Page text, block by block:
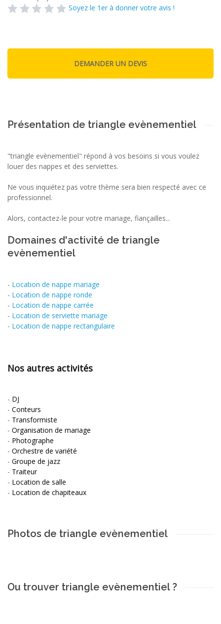
Soyez le 1er à donner votre avis !
Présentation de triangle evènementiel
"triangle evènementiel" répond à vos besoins si vous voulez
louer des nappes et des serviettes.
Ne vous inquiétez pas votre thème sera bien respecté avec ce
professionnel.
Alors, contactez-le pour votre mariage, fiançailles...
Domaines d'activité de triangle
evènementiel
- Location de nappe mariage
- Location de nappe ronde
- Location de nappe carrée
- Location de serviette mariage
- Location de nappe rectangulaire
Nos autres activités
- DJ
- Conteurs
- Transformiste
- Organisation de mariage
- Photographe
- Orchestre de variété
- Groupe de jazz
- Traiteur
- Location de salle
- Location de chapiteaux
Photos de triangle evènementiel
Ou trouver triangle evènementiel ?